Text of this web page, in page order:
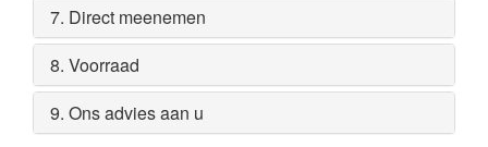
7. Direct meenemen
8. Voorraad
9. Ons advies aan u